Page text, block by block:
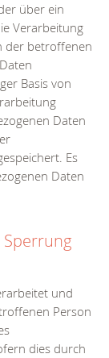
über ein
Verarbeitung
der betroffenen
Basis von
Daten
Es
Daten
und
Person
dies durch